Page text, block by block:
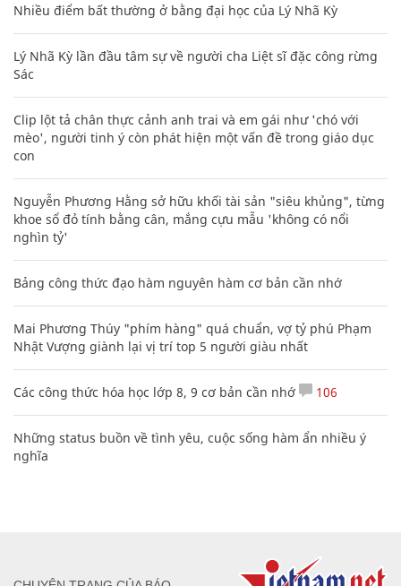
Nhiều điểm bất thường ở bằng đại học của Lý Nhã Kỳ
Lý Nhã Kỳ lần đầu tâm sự về người cha Liệt sĩ đặc công rừng
Sác
Clip lột tả chân thực cảnh anh trai và em gái như 'chó với
mèo', người tinh ý còn phát hiện một vấn đề trong giáo dục
con
Nguyễn Phương Hằng sở hữu khối tài sản "siêu khủng", từng
khoe sổ đỏ tính bằng cân, mắng cựu mẫu 'không có nổi
nghìn tỷ'
Bảng công thức đạo hàm nguyên hàm cơ bản cần nhớ
Mai Phương Thúy "phím hàng" quá chuẩn, vợ tỷ phú Phạm
Nhật Vượng giành lại vị trí top 5 người giàu nhất
Các công thức hóa học lớp 8, 9 cơ bản cần nhớ 106
Những status buồn về tình yêu, cuộc sống hàm ẩn nhiều ý
nghĩa